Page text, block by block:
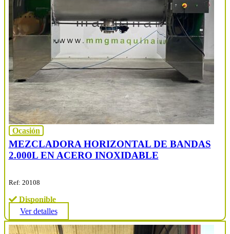
Ocasión
MEZCLADORA HORIZONTAL DE BANDAS
2.000L EN ACERO INOXIDABLE
Ref: 20108
Disponible
Ver detalles